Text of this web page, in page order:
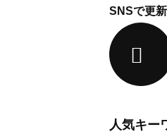
SNSで更
人気キー